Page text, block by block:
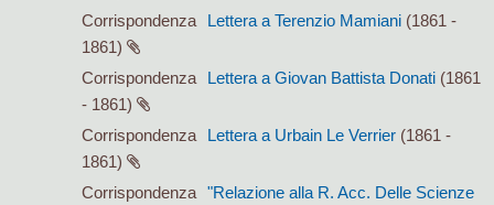
Corrispondenza
Lettera a Terenzio Mamiani (1861 -
1861)
Corrispondenza
Lettera a Giovan Battista Donati (1861
- 1861)
Corrispondenza
Lettera a Urbain Le Verrier (1861 -
1861)
Corrispondenza
"Relazione alla R. Acc. Delle Scienze